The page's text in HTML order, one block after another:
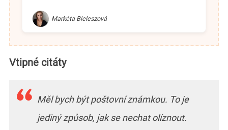
Markéta Bieleszová
Vtipné citáty
Měl bych být poštovní známkou. To je
jediný způsob, jak se nechat olíznout.